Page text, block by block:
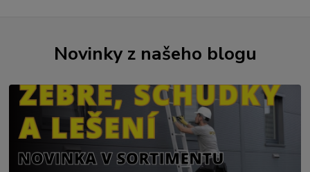
Novinky z našeho blogu